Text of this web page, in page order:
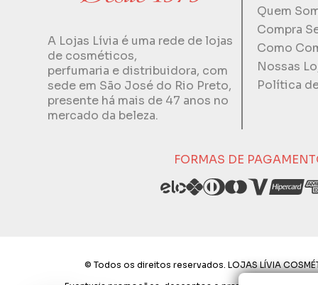
A Lojas Lívia é uma rede de lojas
de cosméticos,
perfumaria e distribuidora, com
sede em São José do Rio Preto,
presente há mais de 47 anos no
mercado da beleza.
Quem
Compra
Como
Nossas
Política
FORMAS DE
© Todos os direitos reservados. LOJAS LÍVIA